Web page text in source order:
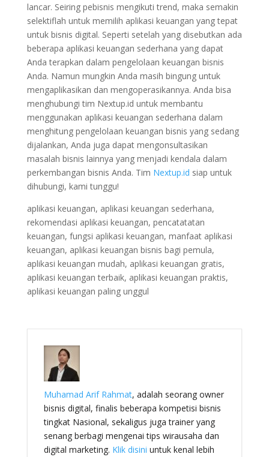
lancar. Seiring pebisnis mengikuti trend, maka semakin
selektiflah untuk memilih aplikasi keuangan yang tepat
untuk bisnis digital. Seperti setelah yang disebutkan ada
beberapa aplikasi keuangan sederhana yang dapat
Anda terapkan dalam pengelolaan keuangan bisnis
Anda. Namun mungkin Anda masih bingung untuk
mengaplikasikan dan mengoperasikannya. Anda bisa
menghubungi tim Nextup.id untuk membantu
menggunakan aplikasi keuangan sederhana dalam
menghitung pengelolaan keuangan bisnis yang sedang
dijalankan, Anda juga dapat mengonsultasikan
masalah bisnis lainnya yang menjadi kendala dalam
perkembangan bisnis Anda. Tim Nextup.id siap untuk
dihubungi, kami tunggu!
aplikasi keuangan, aplikasi keuangan sederhana,
rekomendasi aplikasi keuangan, pencatatatan
keuangan, fungsi aplikasi keuangan, manfaat aplikasi
keuangan, aplikasi keuangan bisnis bagi pemula,
aplikasi keuangan mudah, aplikasi keuangan gratis,
aplikasi keuangan terbaik, aplikasi keuangan praktis,
aplikasi keuangan paling unggul
Muhamad Arif Rahmat, adalah seorang owner
bisnis digital, finalis beberapa kompetisi bisnis
tingkat Nasional, sekaligus juga trainer yang
senang berbagi mengenai tips wirausaha dan
digital marketing. Klik disini untuk kenal lebih